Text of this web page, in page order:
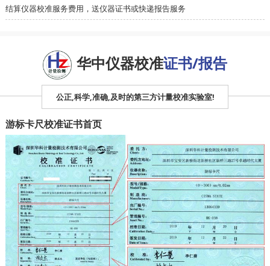
结算仪器校准服务费用，送仪器证书或快递报告服务
华中仪器校准证书/报告
公正,科学,准确,及时的第三方计量校准实验室!
游标卡尺校准证书首页